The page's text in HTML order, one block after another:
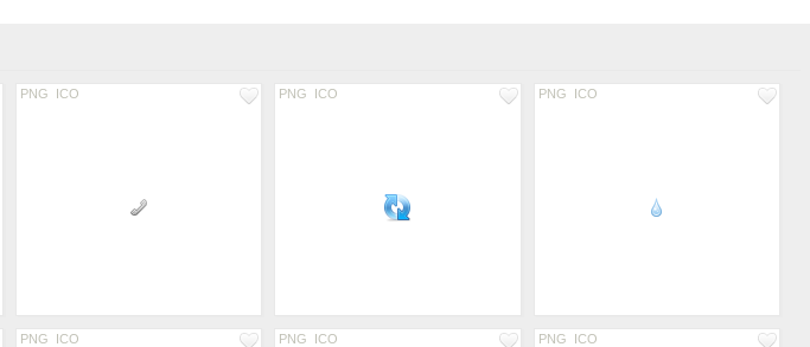
PNG ICO PNG ICO PNG ICO
PNG ICO PNG ICO PNG ICO